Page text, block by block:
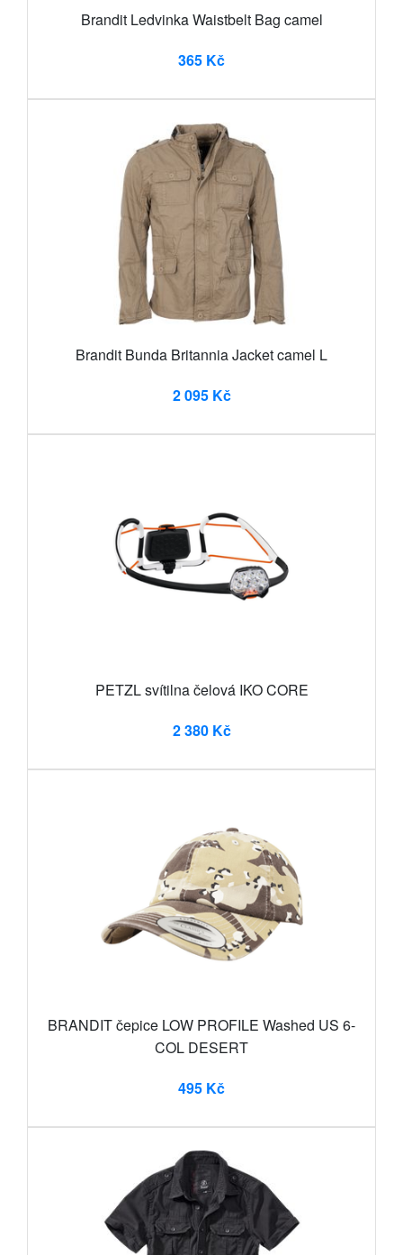
Brandit Ledvinka Waistbelt Bag camel
365 Kč
Brandit Bunda Britannia Jacket camel L
2 095 Kč
PETZL svítilna čelová IKO CORE
2 380 Kč
BRANDIT čepice LOW PROFILE Washed US 6-
COL DESERT
495 Kč